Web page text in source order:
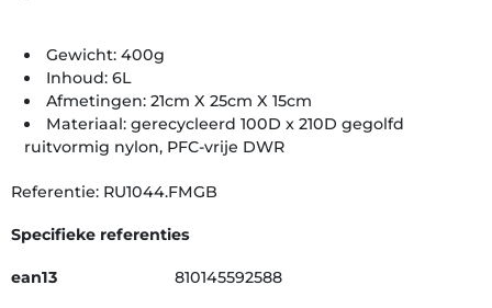
Gewicht: 400g
Inhoud: 6L
Afmetingen: 21cm X 25cm X 15cm
Materiaal: gerecycleerd 100D x 210D gegolfd
ruitvormig nylon, PFC-vrije DWR
Referentie: RU1044.FMGB
Specifieke referenties
ean13 810145592588